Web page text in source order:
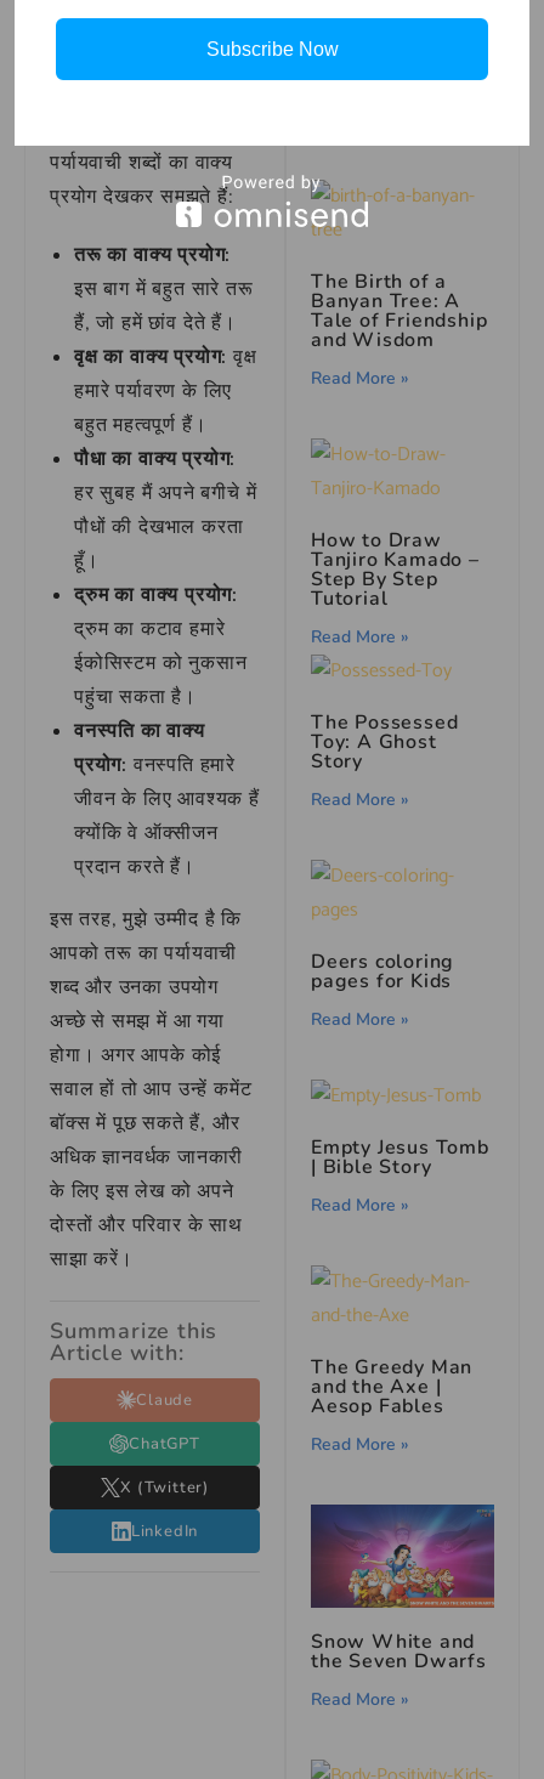
उदाहरणों के साथ तरू
और उसके पर्यायवाची
शब्दों का उपयोग
पर्यायवाची शब्दों का वाक्य
प्रयोग देखकर समझते हैं:
तरू का वाक्य प्रयोग:
इस बाग में बहुत सारे तरू
हैं, जो हमें छांव देते हैं।
वृक्ष का वाक्य प्रयोग: वृक्ष
हमारे पर्यावरण के लिए
बहुत महत्वपूर्ण हैं।
पौधा का वाक्य प्रयोग:
हर सुबह मैं अपने बगीचे में
पौधों की देखभाल करता
हूँ।
द्रुम का वाक्य प्रयोग:
द्रुम का कटाव हमारे
ईकोसिस्टम को नुकसान
पहुंचा सकता है।
वनस्पति का वाक्य
प्रयोग: वनस्पति हमारे
जीवन के लिए आवश्यक हैं
क्योंकि वे ऑक्सीजन
प्रदान करते हैं।
इस तरह, मुझे उम्मीद है कि
आपको तरू का पर्यायवाची
शब्द और उनका उपयोग
अच्छे से समझ में आ गया
होगा। अगर आपके कोई
सवाल हों तो आप उन्हें कमेंट
बॉक्स में पूछ सकते हैं, और
अधिक ज्ञानवर्धक जानकारी
के लिए इस लेख को अपने
दोस्तों और परिवार के साथ
साझा करें।
Summarize this
Article with:
Claude
ChatGPT
X (Twitter)
LinkedIn
The Spooky
Carnival: A
Mysterious Story
The Birth of a
Banyan Tree: A
Tale of Friendship
and Wisdom
Read More »
How to Draw
Tanjiro Kamado –
Step By Step
Tutorial
Read More »
The Possessed
Toy: A Ghost
Story
Read More »
Deers coloring
pages for Kids
Read More »
Empty Jesus Tomb
| Bible Story
Read More »
The Greedy Man
and the Axe |
Aesop Fables
Read More »
Snow White and
the Seven Dwarfs
Read More »
Subscribe Now